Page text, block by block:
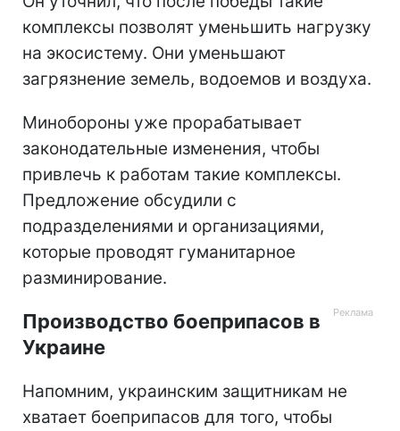
комплексы позволят уменьшить нагрузку
на экосистему. Они уменьшают
загрязнение земель, водоемов и воздуха.
Минобороны уже прорабатывает
законодательные изменения, чтобы
привлечь к работам такие комплексы.
Предложение обсудили с
подразделениями и организациями,
которые проводят гуманитарное
разминирование.
Производство боеприпасов в
Украине
Напомним, украинским защитникам не
хватает боеприпасов для того, чтобы